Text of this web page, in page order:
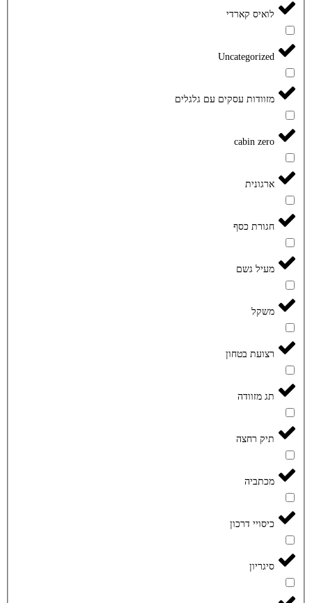
לואיס קארדי
Uncategorized
מזוודות עסקים עם גלגלים
cabin zero
ארגונית
חגורת כסף
מעיל גשם
משקל
רצועת בטחון
תג מזוודה
תיק רחצה
מכתביה
כיסויי דרכון
סיגריון